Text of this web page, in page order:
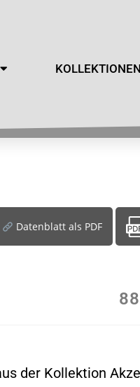
KOLLEKTIONEN
Datenblatt als PDF
der Kollektion